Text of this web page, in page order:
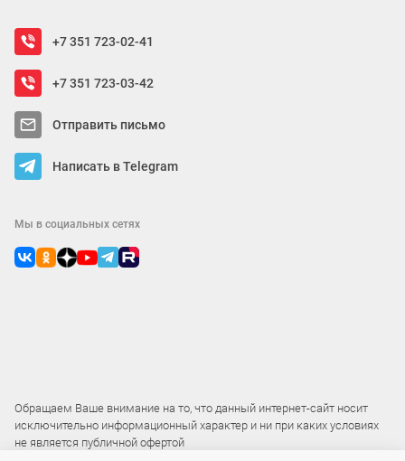
+7 351 723-02-41
+7 351 723-03-42
Отправить письмо
Написать в Telegram
Мы в социальных сетях
Обращаем Ваше внимание на то, что данный интернет-сайт носит
исключительно информационный характер и ни при каких условиях
не является публичной офертой